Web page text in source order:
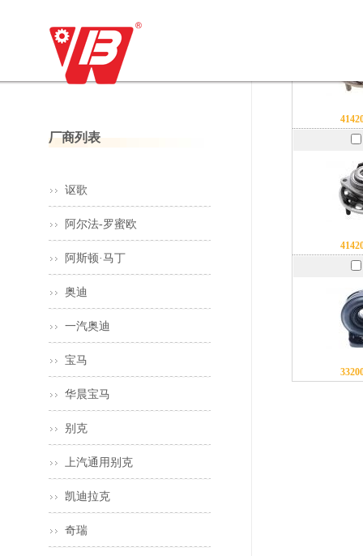
厂商列表
讴歌
阿尔法-罗蜜欧
阿斯顿·马丁
奥迪
一汽奥迪
宝马
华晨宝马
别克
上汽通用别克
凯迪拉克
奇瑞